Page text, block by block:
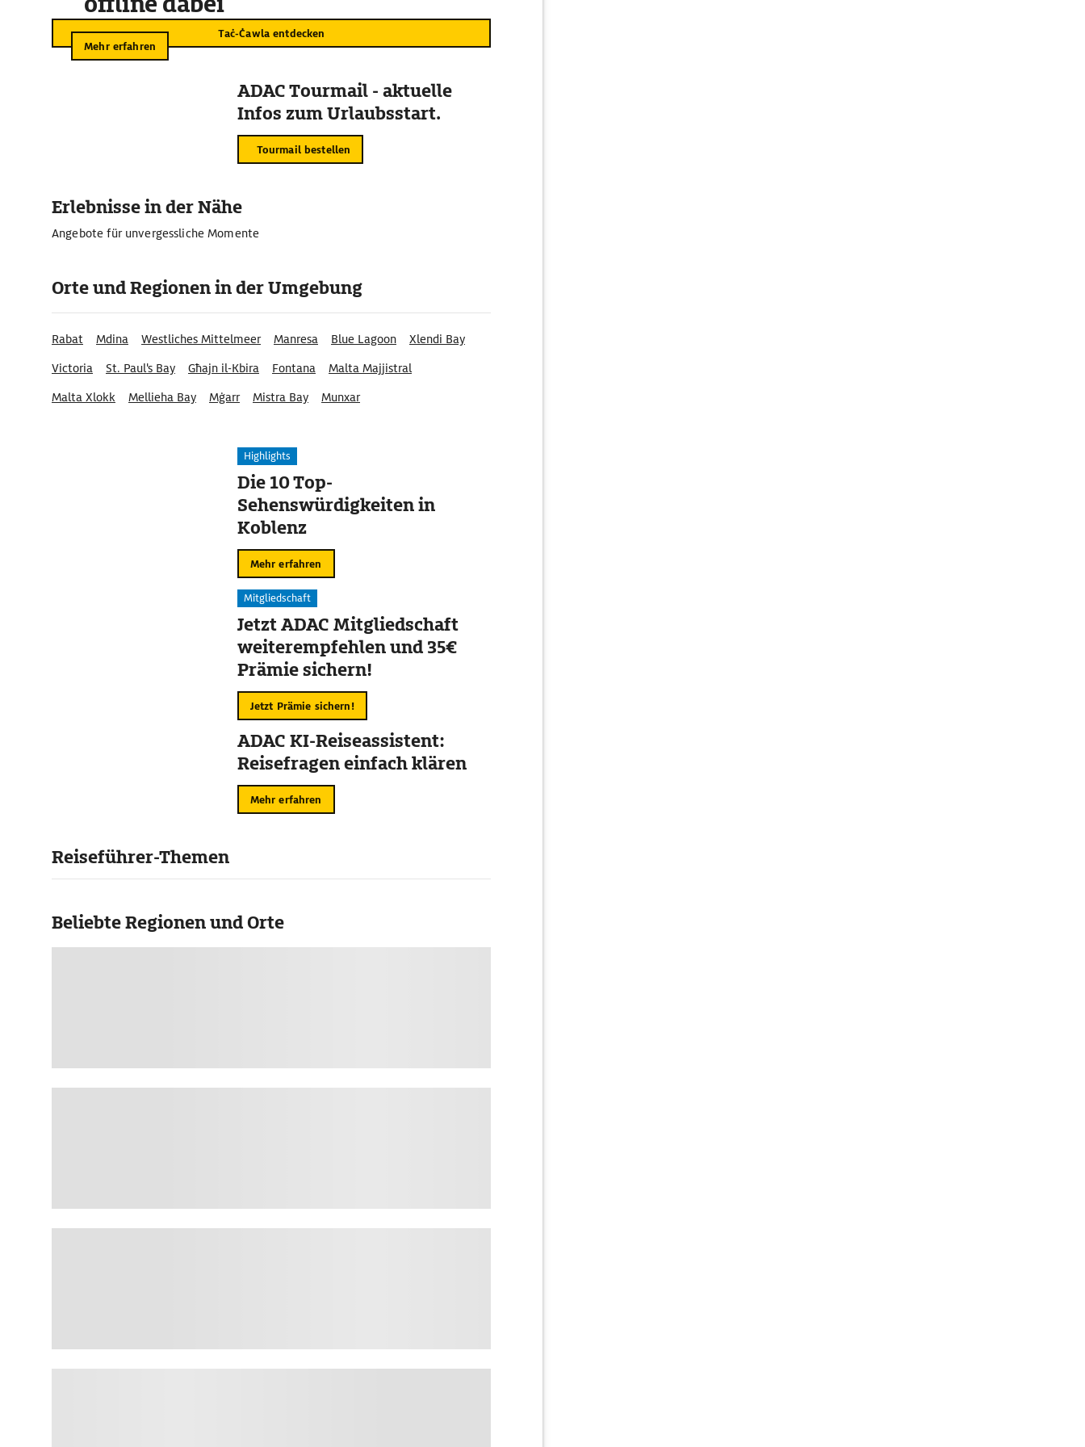
Taċ-Ċawla entdecken
Mehr erfahren
ADAC Tourmail - aktuelle
Infos zum Urlaubsstart.
Tourmail bestellen
Erlebnisse in der Nähe
Angebote für unvergessliche Momente
Orte und Regionen in der Umgebung
Rabat Mdina Westliches Mittelmeer Manresa Blue Lagoon
Xlendi Bay
Victoria
St. Paul's Bay Għajn il-Kbira Fontana
Malta Majjistral
Malta Xlokk
Mellieha Bay Mġarr Mistra Bay Munxar
Highlights
Die 10 Top-
Sehenswürdigkeiten in
Koblenz
Mehr erfahren
Mitgliedschaft
Jetzt ADAC Mitgliedschaft
weiterempfehlen und 35€
Prämie sichern!
Jetzt Prämie sichern!
ADAC KI-Reiseassistent:
Reisefragen einfach klären
Mehr erfahren
Reiseführer-Themen
Beliebte Regionen und Orte